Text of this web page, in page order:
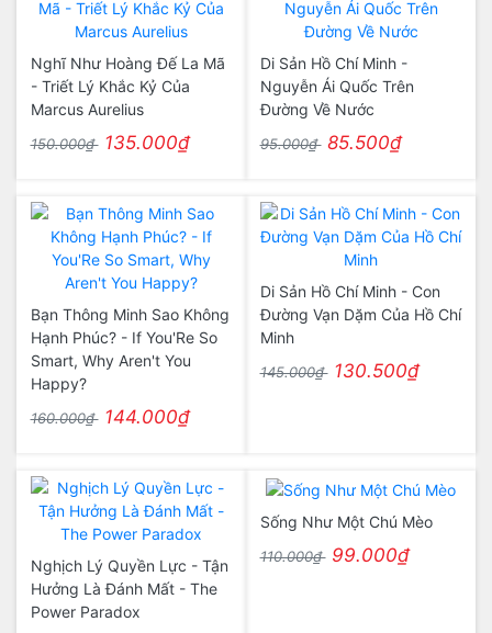
Nghĩ Như Hoàng Đế La Mã
- Triết Lý Khắc Kỷ Của
Marcus Aurelius
150.000₫ 135.000₫
Di Sản Hồ Chí Minh -
Nguyễn Ái Quốc Trên
Đường Về Nước
95.000₫ 85.500₫
Bạn Thông Minh Sao Không
Hạnh Phúc? - If You'Re So
Smart, Why Aren't You
Happy?
160.000₫ 144.000₫
Di Sản Hồ Chí Minh - Con
Đường Vạn Dặm Của Hồ Chí
Minh
145.000₫ 130.500₫
Nghịch Lý Quyền Lực - Tận
Hưởng Là Đánh Mất - The
Power Paradox
Sống Như Một Chú Mèo
110.000₫ 99.000₫